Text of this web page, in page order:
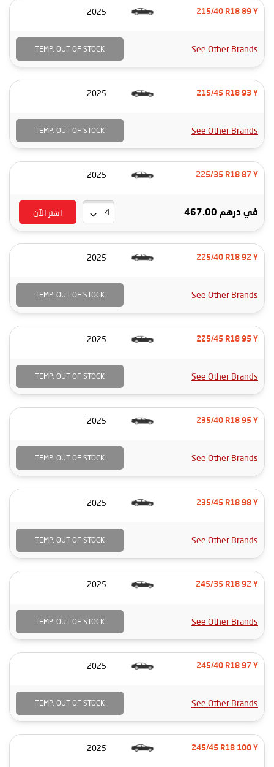
215/40 R18 89 Y
2025
See Other Brands
TEMP. OUT OF STOCK
215/45 R18 93 Y
2025
See Other Brands
TEMP. OUT OF STOCK
225/35 R18 87 Y
2025
في درهم 467.00 اشتر الآن
225/40 R18 92 Y
2025
See Other Brands
TEMP. OUT OF STOCK
225/45 R18 95 Y
2025
See Other Brands
TEMP. OUT OF STOCK
235/40 R18 95 Y
2025
See Other Brands
TEMP. OUT OF STOCK
235/45 R18 98 Y
2025
See Other Brands
TEMP. OUT OF STOCK
245/35 R18 92 Y
2025
See Other Brands
TEMP. OUT OF STOCK
245/40 R18 97 Y
2025
See Other Brands
TEMP. OUT OF STOCK
245/45 R18 100 Y
2025